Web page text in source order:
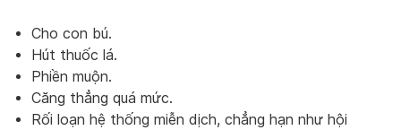
Cho con bú.
Hút thuốc lá.
Phiền muộn.
Căng thẳng quá mức.
Rối loạn hệ thống miễn dịch, chẳng hạn như hội